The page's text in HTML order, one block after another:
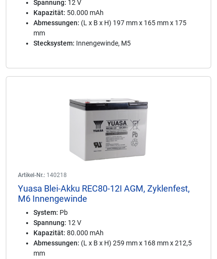
Spannung: 12 V
Kapazität: 50.000 mAh
Abmessungen: (L x B x H) 197 mm x 165 mm x 175
mm
Stecksystem: Innengewinde, M5
Artikel-Nr.: 140218
Yuasa Blei-Akku REC80-12I AGM, Zyklenfest,
M6 Innengewinde
System: Pb
Spannung: 12 V
Kapazität: 80.000 mAh
Abmessungen: (L x B x H) 259 mm x 168 mm x 212,5
mm